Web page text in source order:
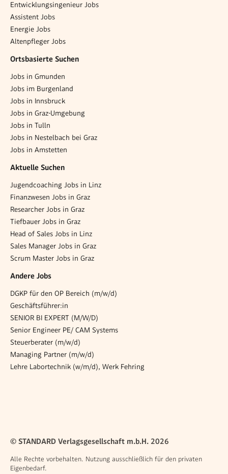
Entwicklungsingenieur Jobs
Assistent Jobs
Energie Jobs
Altenpfleger Jobs
Ortsbasierte Suchen
Jobs in Gmunden
Jobs im Burgenland
Jobs in Innsbruck
Jobs in Graz-Umgebung
Jobs in Tulln
Jobs in Nestelbach bei Graz
Jobs in Amstetten
Aktuelle Suchen
Jugendcoaching Jobs in Linz
Finanzwesen Jobs in Graz
Researcher Jobs in Graz
Tiefbauer Jobs in Graz
Head of Sales Jobs in Linz
Sales Manager Jobs in Graz
Scrum Master Jobs in Graz
Andere Jobs
DGKP für den OP Bereich (m/w/d)
Geschäftsführer:in
SENIOR BI EXPERT (M/W/D)
Senior Engineer PE/ CAM Systems
Steuerberater (m/w/d)
Managing Partner (m/w/d)
Lehre Labortechnik (w/m/d), Werk Fehring
© STANDARD Verlagsgesellschaft m.b.H. 2026
Alle Rechte vorbehalten. Nutzung ausschließlich für den privaten
Eigenbedarf.